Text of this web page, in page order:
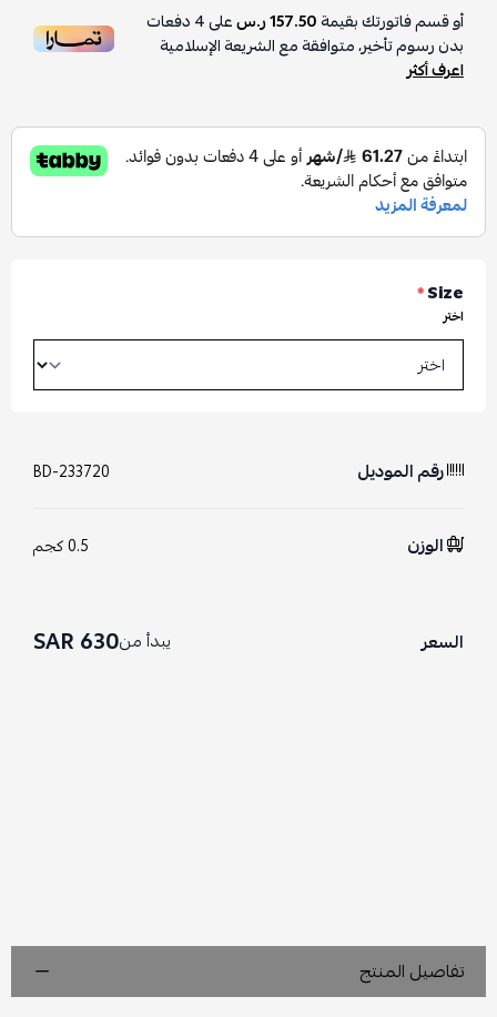
أو قسم فاتورتك بقيمة157.50 ر.س على4دفعات
بدون رسوم تأخير، متوافقة مع الشريعة الإسلامية
اعرف أكثر
Size
*
اختر
رقم الموديل BD-233720
الوزن 0.5 كجم
السعر يبدأ من630 SAR
تفاصيل المنتج